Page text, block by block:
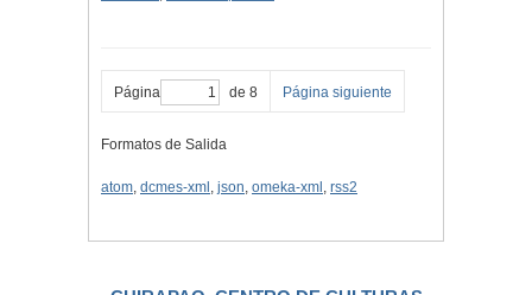
Página de 8 Página siguiente
Formatos de Salida
atom, dcmes-xml , json, omeka-xml , rss2